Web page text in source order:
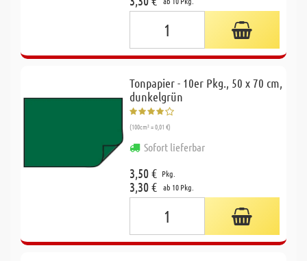
Tonpapier - 10er Pkg., 50 x 70 cm,
dunkelgrün
(100cm² = 0,01 €)
Sofort lieferbar
3,50 € Pkg.
3,30 € ab 10 Pkg.